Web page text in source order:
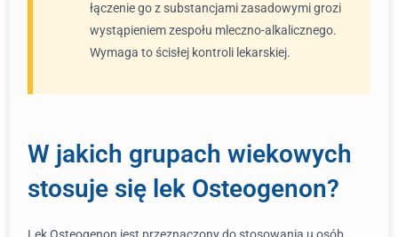
łączenie go z substancjami zasadowymi grozi
wystąpieniem zespołu mleczno-alkalicznego.
Wymaga to ścisłej kontroli lekarskiej.
W jakich grupach wiekowych
stosuje się lek Osteogenon?